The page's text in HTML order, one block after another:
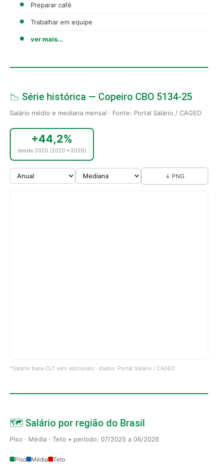
Preparar café
Trabalhar em equipe
ver mais...
📉 Série histórica — Copeiro CBO 5134-25
Salário médio e mediana mensal · Fonte: Portal Salário / CAGED
+44,2%
desde 2020 (2020→2026)
↓ PNG
*Salário base CLT sem adicionais · dados: Portal Salário / CAGED
🗺️ Salário por região do Brasil
Piso · Média · Teto • período: 07/2025 a 06/2026
Piso Média Teto